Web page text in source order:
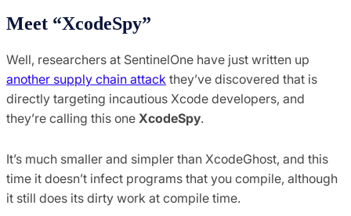
Meet “XcodeSpy”
Well, researchers at SentinelOne have just written up
another supply chain attack they’ve discovered that is
directly targeting incautious Xcode developers, and
they’re calling this one XcodeSpy.
It’s much smaller and simpler than XcodeGhost, and this
time it doesn’t infect programs that you compile, although
it still does its dirty work at compile time.